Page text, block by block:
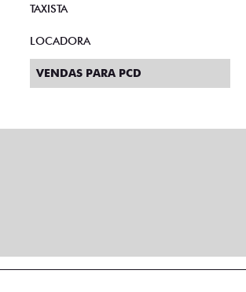
TAXISTA
LOCADORA
VENDAS PARA PCD